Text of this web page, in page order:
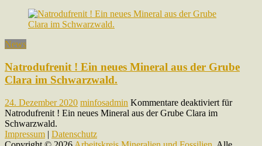
News
Natrodufrenit ! Ein neues Mineral aus der Grube
Clara im Schwarzwald.
24. Dezember 2020 minfosadmin Kommentare deaktiviert für
Natrodufrenit ! Ein neues Mineral aus der Grube Clara im
Schwarzwald.
Impressum | Datenschutz